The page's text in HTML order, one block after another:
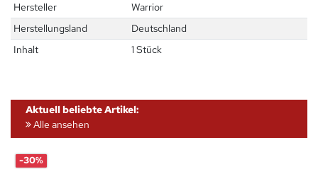
Hersteller
Warrior
Herstellungsland
Deutschland
Inhalt
1 Stück
Aktuell beliebte Artikel:
Alle ansehen
-30%